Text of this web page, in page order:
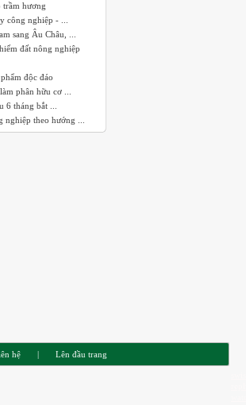
trầm hương
công nghiệp - ...
sang Âu Châu, ...
đất nông nghiệp
độc đáo
phân hữu cơ ...
tháng bắt ...
theo hướng ...
hệ | Lên đầu trang